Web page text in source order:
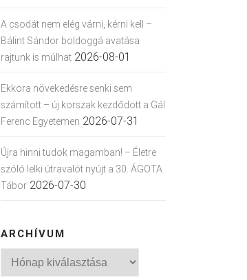
A csodát nem elég várni, kérni kell –
Bálint Sándor boldoggá avatása
rajtunk is múlhat 2026-08-01
Ekkora növekedésre senki sem
számított – új korszak kezdődött a Gál
Ferenc Egyetemen 2026-07-31
Újra hinni tudok magamban! – Életre
szóló lelki útravalót nyújt a 30. ÁGOTA
Tábor 2026-07-30
ARCHÍVUM
Archívum